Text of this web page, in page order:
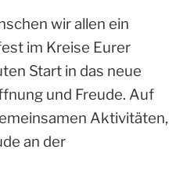
wir allen ein
im Kreise Eurer
Start in das neue
und Freude. Auf
Aktivitäten,
an der